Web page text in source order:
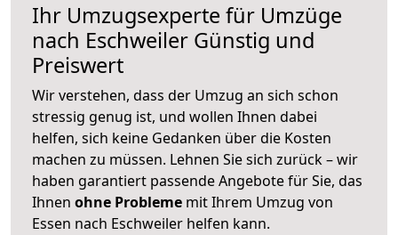
Ihr Umzugsexperte für Umzüge
nach Eschweiler Günstig und
Preiswert
Wir verstehen, dass der Umzug an sich schon
stressig genug ist, und wollen Ihnen dabei
helfen, sich keine Gedanken über die Kosten
machen zu müssen. Lehnen Sie sich zurück – wir
haben garantiert passende Angebote für Sie, das
Ihnen ohne Probleme mit Ihrem Umzug von
Essen nach Eschweiler helfen kann.